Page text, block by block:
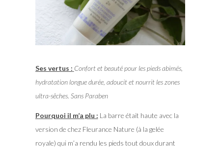
Ses vertus : Confort et beauté pour les pieds abimés,
hydratation longue durée, adoucit et nourrit les zones
ultra-sêches. Sans Paraben
Pourquoi il m’a plu : La barre était haute avec la
version de chez Fleurance Nature (à la gelée
royale) qui m’a rendu les pieds tout doux durant